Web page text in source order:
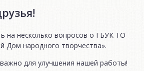
на несколько вопросов о ГБУК ТО
Дом народного творчества».
для улучшения нашей работы!